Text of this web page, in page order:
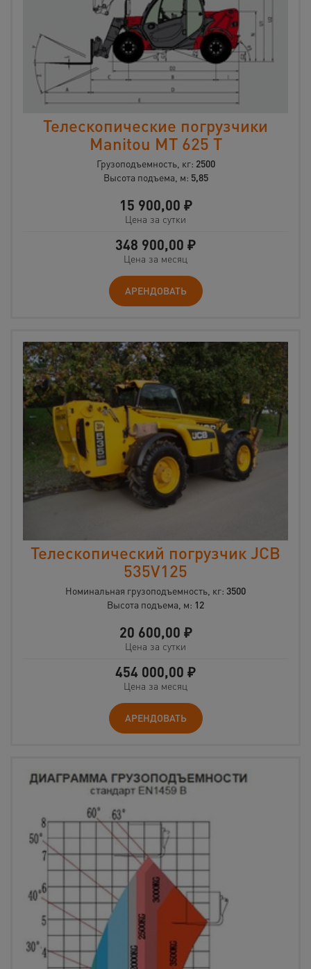
Телескопические погрузчики
Manitou МT 625 T
Грузоподъемность, кг: 2500
Высота подъема, м: 5,85
15 900,00 ₽
Цена за сутки
348 900,00 ₽
Цена за месяц
АРЕНДОВАТЬ
Телескопический погрузчик JCB
535V125
Номинальная грузоподъемность, кг: 3500
Высота подъема, м: 12
20 600,00 ₽
Цена за сутки
454 000,00 ₽
Цена за месяц
АРЕНДОВАТЬ